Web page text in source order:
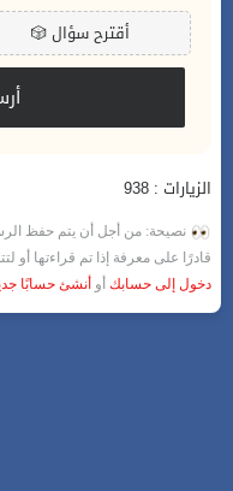
🎲أقترح سؤال
الزيارات : 938
نصيحة: من أجل أن يتم حفظ
قادرًا على معرفة إذا تم قراءتها أو
دخول إلى حسابك أو أنشئ حسابًا